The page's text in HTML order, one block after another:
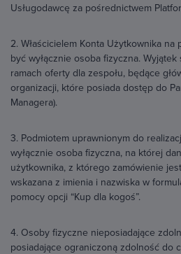
Usługodawcę za pośrednictwem
2. Właścicielem Konta Użytkownika
być wyłącznie osoba fizyczna.
ramach oferty dla zespołu, będące
organizacji, które posiada dostęp do
Managera).
3. Podmiotem uprawnionym do
wyłącznie osoba fizyczna, na której
użytkownika, z którego zamówienie
wskazana z imienia i nazwiska w
pomocy opcji “Kup dla kogoś”.
4. Osoby fizyczne nieposiadające
posiadające ograniczoną zdolność do